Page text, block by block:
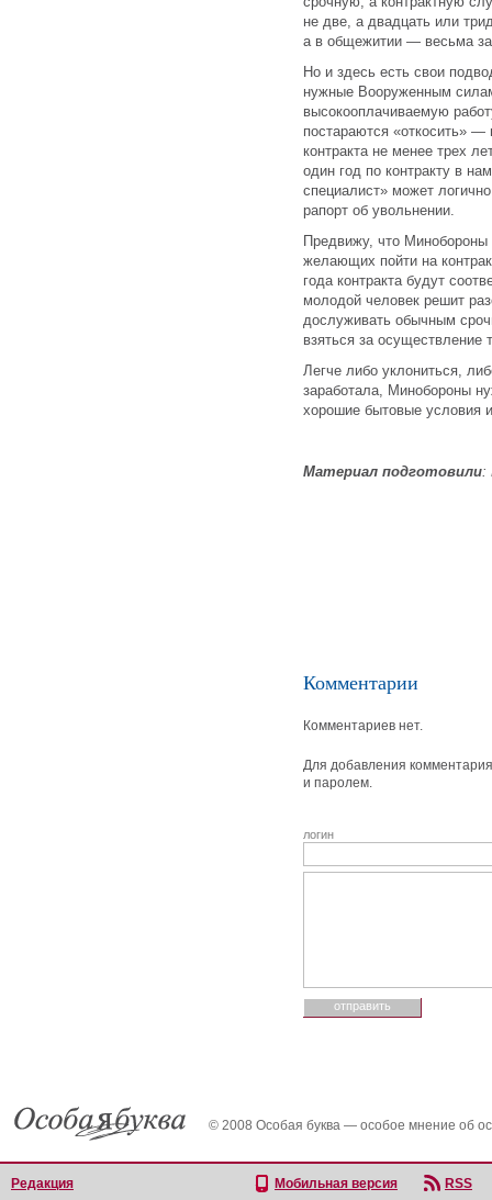
не две, а двадцать или
а в общежитии — весьма
Но и здесь есть свои
нужные Вооруженным
высокооплачиваемую
постараются «откосить»
контракта не менее трех
один год по контракту в
специалист» может
рапорт об увольнении.
Предвижу, что
желающих пойти на
года контракта будут
молодой человек решит
дослуживать обычным
взяться за осуществление
Легче либо уклониться,
заработала, Минобороны
хорошие бытовые условия
Материал подготовили:
Комментарии
Комментариев нет.
Для добавления
и паролем.
логин
© 2008 Особая буква — особое мнение об
Редакция Мобильная версия
RSS